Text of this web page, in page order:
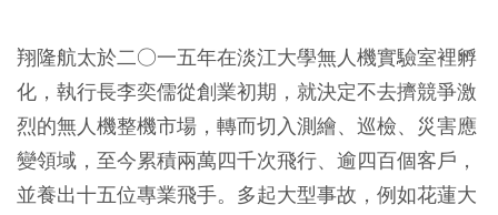
翔隆航太於二○一五年在淡江大學無人機實驗室裡孵
化，執行長李奕儒從創業初期，就決定不去擠競爭激
烈的無人機整機市場，轉而切入測繪、巡檢、災害應
變領域，至今累積兩萬四千次飛行、逾四百個客戶，
並養出十五位專業飛手。多起大型事故，例如花蓮大